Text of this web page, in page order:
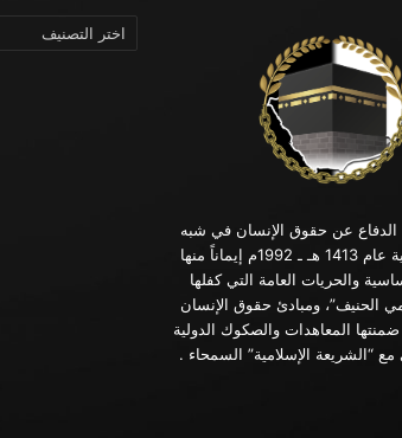
عن حقوق الإنسان في شبه
الجزيرة العربية عام 1413 هـ ـ 1992م إيماناً منها
والحريات العامة التي كفلها
الحنيف”، ومبادئ حقوق الإنسان
المعاهدات والصكوك الدولية
“الشريعة الإسلامية” السمحاء .
التصنيفات